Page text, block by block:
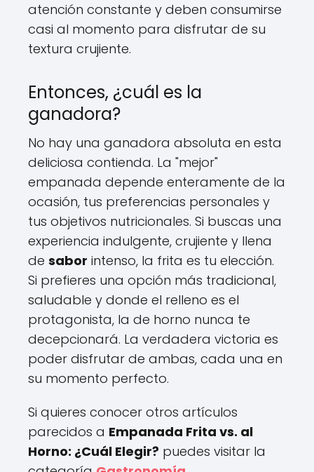
atención constante y deben consumirse
casi al momento para disfrutar de su
textura crujiente.
Entonces, ¿cuál es la
ganadora?
No hay una ganadora absoluta en esta
deliciosa contienda. La "mejor"
empanada depende enteramente de la
ocasión, tus preferencias personales y
tus objetivos nutricionales. Si buscas una
experiencia indulgente, crujiente y llena
de sabor intenso, la frita es tu elección.
Si prefieres una opción más tradicional,
saludable y donde el relleno es el
protagonista, la de horno nunca te
decepcionará. La verdadera victoria es
poder disfrutar de ambas, cada una en
su momento perfecto.
Si quieres conocer otros artículos
parecidos a Empanada Frita vs. al
Horno: ¿Cuál Elegir? puedes visitar la